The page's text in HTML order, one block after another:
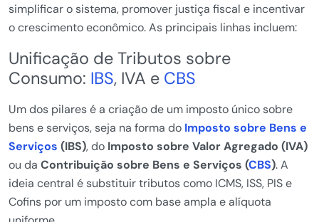
simplificar o sistema, promover justiça fiscal e incentivar
o crescimento econômico. As principais linhas incluem:
Unificação de Tributos sobre
Consumo: IBS, IVA e CBS
Um dos pilares é a criação de um imposto único sobre
bens e serviços, seja na forma do Imposto sobre Bens e
Serviços (IBS), do Imposto sobre Valor Agregado (IVA)
ou da Contribuição sobre Bens e Serviços (CBS). A
ideia central é substituir tributos como ICMS, ISS, PIS e
Cofins por um imposto com base ampla e alíquota